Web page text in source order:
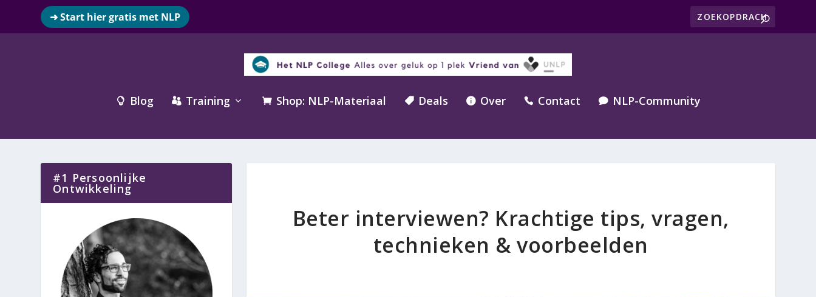
➜ Start hier gratis met NLP
 Blog  Training  Shop: NLP-Materiaal  Deals  Over  Contact  NLP-Community
Beter interviewen? Krachtige tips, vragen,
technieken & voorbeelden
#1 Persoonlijke
Ontwikkeling